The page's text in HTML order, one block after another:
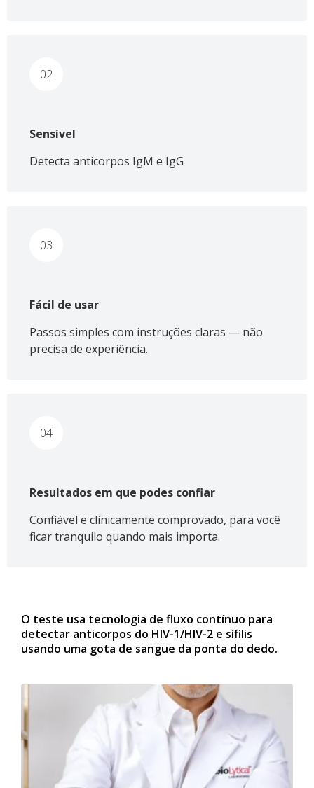
02
Sensível
Detecta anticorpos IgM e IgG
03
Fácil de usar
Passos simples com instruções claras — não
precisa de experiência.
04
Resultados em que podes confiar
Confiável e clinicamente comprovado, para você
ficar tranquilo quando mais importa.
O teste usa tecnologia de fluxo contínuo para
detectar anticorpos do HIV-1/HIV-2 e sífilis
usando uma gota de sangue da ponta do dedo.